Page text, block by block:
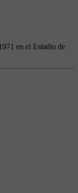
en el Estadio de